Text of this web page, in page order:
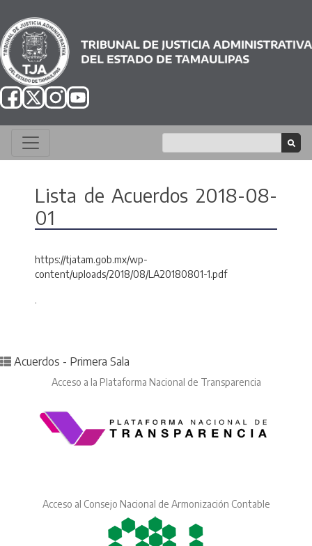
Lista de Acuerdos 2018-08-
01
https://tjatam.gob.mx/wp-
content/uploads/2018/08/LA20180801-1.pdf
.
Posted in
Acuerdos - Primera Sala
Acceso a la Plataforma Nacional de Transparencia
Acceso al Consejo Nacional de Armonización Contable